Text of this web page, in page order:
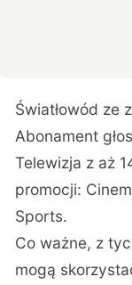
Światłowód ze
Abonament
Telewizja z aż
promocji:
Sports.
Co ważne, z
mogą